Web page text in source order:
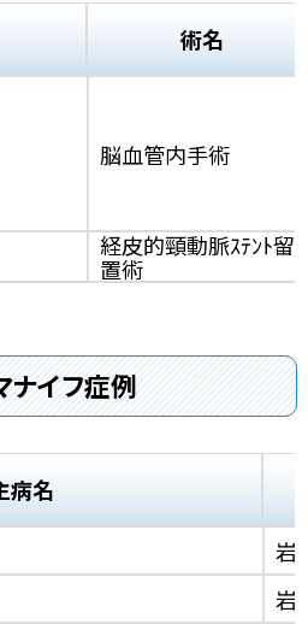
術名
脳血管内手術
経皮的頸動脈ｽﾃﾝﾄ留
置術
ナイフ症例
病名
岩
岩